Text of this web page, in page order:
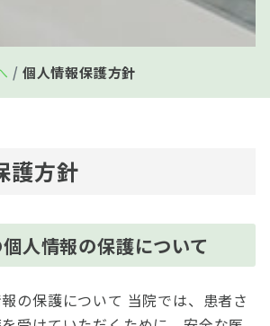
個人情報保護方針
護方針
人情報の保護について
の保護について 当院では、患者さ